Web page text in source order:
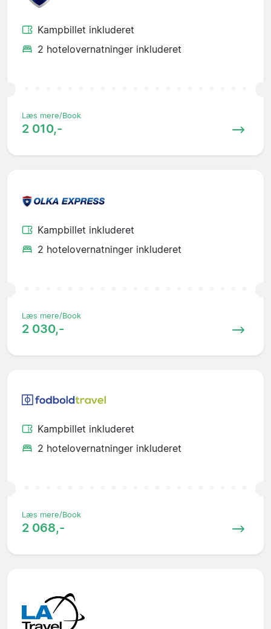
Kampbillet inkluderet
2 hotelovernatninger inkluderet
Læs mere/Book
2 010,-
Kampbillet inkluderet
2 hotelovernatninger inkluderet
Læs mere/Book
2 030,-
Kampbillet inkluderet
2 hotelovernatninger inkluderet
Læs mere/Book
2 068,-